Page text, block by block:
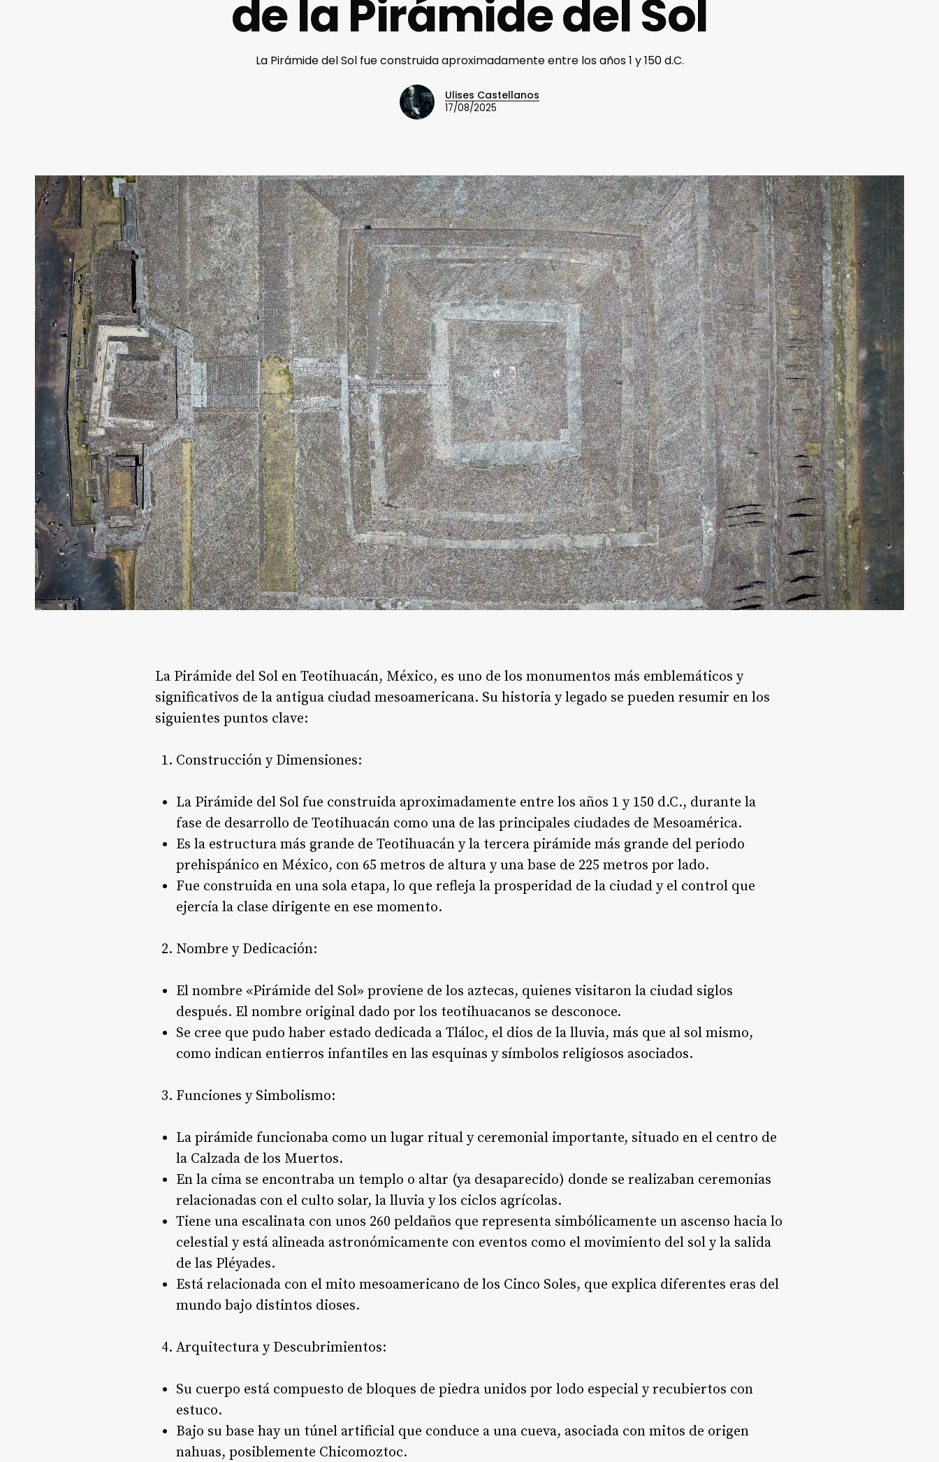
de la Pirámide del Sol
La Pirámide del Sol fue construida aproximadamente entre los años 1 y 150 d.C.
Ulises Castellanos
17/08/2025
La Pirámide del Sol en Teotihuacán, México, es uno de los monumentos más emblemáticos y
significativos de la antigua ciudad mesoamericana. Su historia y legado se pueden resumir en los
siguientes puntos clave:
Construcción y Dimensiones:
La Pirámide del Sol fue construida aproximadamente entre los años 1 y 150 d.C., durante la
fase de desarrollo de Teotihuacán como una de las principales ciudades de Mesoamérica.
Es la estructura más grande de Teotihuacán y la tercera pirámide más grande del periodo
prehispánico en México, con 65 metros de altura y una base de 225 metros por lado.
Fue construida en una sola etapa, lo que refleja la prosperidad de la ciudad y el control que
ejercía la clase dirigente en ese momento.
Nombre y Dedicación:
El nombre «Pirámide del Sol» proviene de los aztecas, quienes visitaron la ciudad siglos
después. El nombre original dado por los teotihuacanos se desconoce.
Se cree que pudo haber estado dedicada a Tláloc, el dios de la lluvia, más que al sol mismo,
como indican entierros infantiles en las esquinas y símbolos religiosos asociados.
Funciones y Simbolismo:
La pirámide funcionaba como un lugar ritual y ceremonial importante, situado en el centro de
la Calzada de los Muertos.
En la cima se encontraba un templo o altar (ya desaparecido) donde se realizaban ceremonias
relacionadas con el culto solar, la lluvia y los ciclos agrícolas.
Tiene una escalinata con unos 260 peldaños que representa simbólicamente un ascenso hacia lo
celestial y está alineada astronómicamente con eventos como el movimiento del sol y la salida
de las Pléyades.
Está relacionada con el mito mesoamericano de los Cinco Soles, que explica diferentes eras del
mundo bajo distintos dioses.
Arquitectura y Descubrimientos:
Su cuerpo está compuesto de bloques de piedra unidos por lodo especial y recubiertos con
estuco.
Bajo su base hay un túnel artificial que conduce a una cueva, asociada con mitos de origen
nahuas, posiblemente Chicomoztoc.